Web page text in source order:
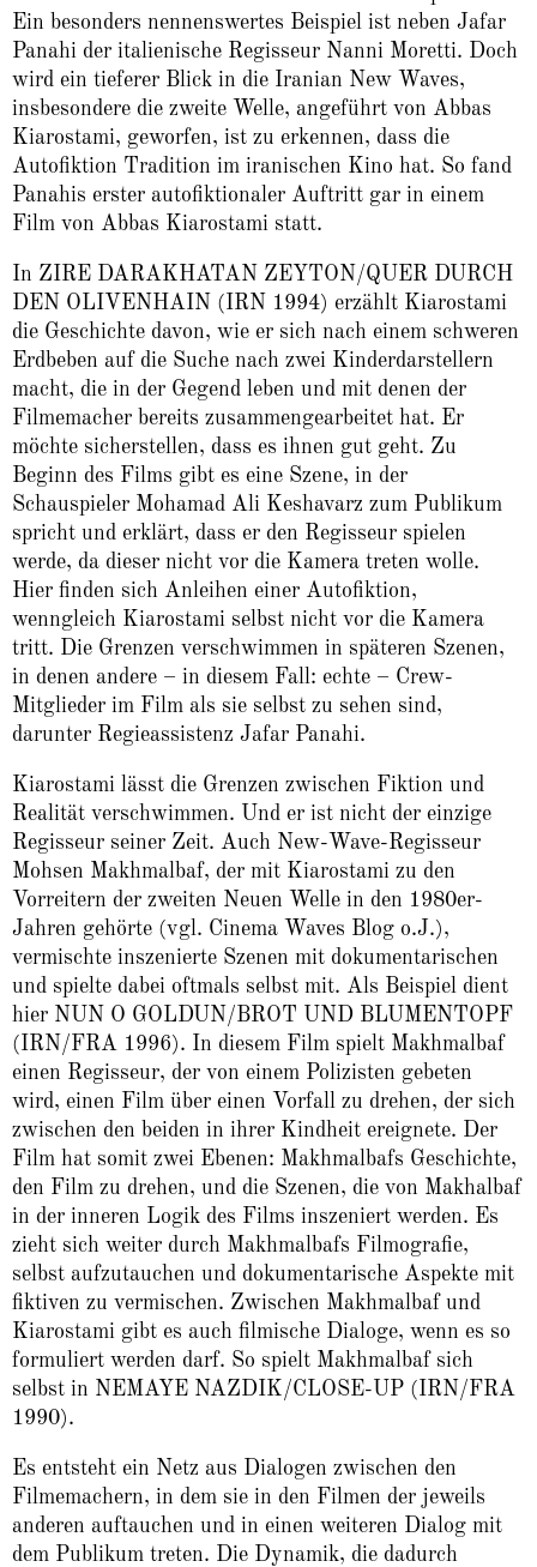
Ein besonders nennenswertes Beispiel ist neben Jafar
Panahi der italienische Regisseur Nanni Moretti. Doch
wird ein tieferer Blick in die Iranian New Waves,
insbesondere die zweite Welle, angeführt von Abbas
Kiarostami, geworfen, ist zu erkennen, dass die
Autofiktion Tradition im iranischen Kino hat. So fand
Panahis erster autofiktionaler Auftritt gar in einem
Film von Abbas Kiarostami statt.
In ZIRE DARAKHATAN ZEYTON/QUER DURCH
DEN OLIVENHAIN (IRN 1994) erzählt Kiarostami
die Geschichte davon, wie er sich nach einem schweren
Erdbeben auf die Suche nach zwei Kinderdarstellern
macht, die in der Gegend leben und mit denen der
Filmemacher bereits zusammengearbeitet hat. Er
möchte sicherstellen, dass es ihnen gut geht. Zu
Beginn des Films gibt es eine Szene, in der
Schauspieler Mohamad Ali Keshavarz zum Publikum
spricht und erklärt, dass er den Regisseur spielen
werde, da dieser nicht vor die Kamera treten wolle.
Hier finden sich Anleihen einer Autofiktion,
wenngleich Kiarostami selbst nicht vor die Kamera
tritt. Die Grenzen verschwimmen in späteren Szenen,
in denen andere – in diesem Fall: echte – Crew-
Mitglieder im Film als sie selbst zu sehen sind,
darunter Regieassistenz Jafar Panahi.
Kiarostami lässt die Grenzen zwischen Fiktion und
Realität verschwimmen. Und er ist nicht der einzige
Regisseur seiner Zeit. Auch New-Wave-Regisseur
Mohsen Makhmalbaf, der mit Kiarostami zu den
Vorreitern der zweiten Neuen Welle in den 1980er-
Jahren gehörte (vgl. Cinema Waves Blog o.J.),
vermischte inszenierte Szenen mit dokumentarischen
und spielte dabei oftmals selbst mit. Als Beispiel dient
hier NUN O GOLDUN/BROT UND BLUMENTOPF
(IRN/FRA 1996). In diesem Film spielt Makhmalbaf
einen Regisseur, der von einem Polizisten gebeten
wird, einen Film über einen Vorfall zu drehen, der sich
zwischen den beiden in ihrer Kindheit ereignete. Der
Film hat somit zwei Ebenen: Makhmalbafs Geschichte,
den Film zu drehen, und die Szenen, die von Makhalbaf
in der inneren Logik des Films inszeniert werden. Es
zieht sich weiter durch Makhmalbafs Filmografie,
selbst aufzutauchen und dokumentarische Aspekte mit
fiktiven zu vermischen. Zwischen Makhmalbaf und
Kiarostami gibt es auch filmische Dialoge, wenn es so
formuliert werden darf. So spielt Makhmalbaf sich
selbst in NEMAYE NAZDIK/CLOSE-UP (IRN/FRA
1990).
Es entsteht ein Netz aus Dialogen zwischen den
Filmemachern, in dem sie in den Filmen der jeweils
anderen auftauchen und in einen weiteren Dialog mit
dem Publikum treten. Die Dynamik, die dadurch